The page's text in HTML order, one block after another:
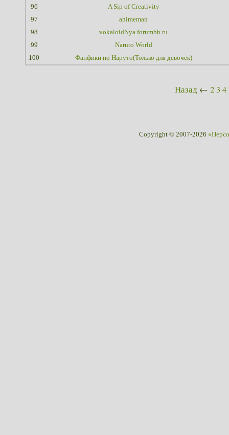
96
A Sip of Creativity
97
animeman
98
vokaloidNya.forumbb.ru
99
Naruto World
100
Фанфики по Наруто(Только для девочек)
Назад ← 2 3 4
Copyright © 2007-2026